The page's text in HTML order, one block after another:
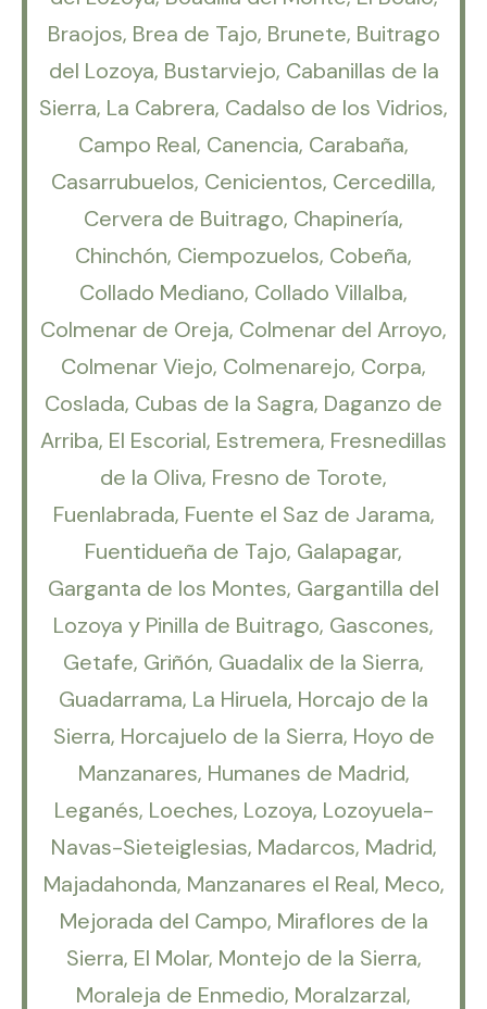
Braojos, Brea de Tajo, Brunete, Buitrago
del Lozoya, Bustarviejo, Cabanillas de la
Sierra, La Cabrera, Cadalso de los Vidrios,
Campo Real, Canencia, Carabaña,
Casarrubuelos, Cenicientos, Cercedilla,
Cervera de Buitrago, Chapinería,
Chinchón, Ciempozuelos, Cobeña,
Collado Mediano, Collado Villalba,
Colmenar de Oreja, Colmenar del Arroyo,
Colmenar Viejo, Colmenarejo, Corpa,
Coslada, Cubas de la Sagra, Daganzo de
Arriba, El Escorial, Estremera, Fresnedillas
de la Oliva, Fresno de Torote,
Fuenlabrada, Fuente el Saz de Jarama,
Fuentidueña de Tajo, Galapagar,
Garganta de los Montes, Gargantilla del
Lozoya y Pinilla de Buitrago, Gascones,
Getafe, Griñón, Guadalix de la Sierra,
Guadarrama, La Hiruela, Horcajo de la
Sierra, Horcajuelo de la Sierra, Hoyo de
Manzanares, Humanes de Madrid,
Leganés, Loeches, Lozoya, Lozoyuela-
Navas-Sieteiglesias, Madarcos, Madrid,
Majadahonda, Manzanares el Real, Meco,
Mejorada del Campo, Miraflores de la
Sierra, El Molar, Montejo de la Sierra,
Moraleja de Enmedio, Moralzarzal,